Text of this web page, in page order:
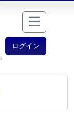
ログイン